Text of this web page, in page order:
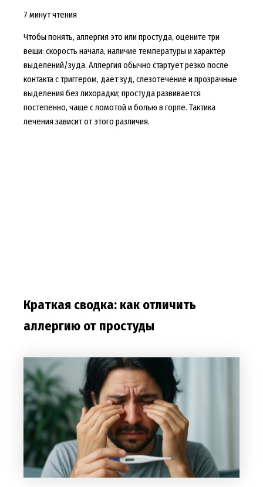
7 минут чтения
Чтобы понять, аллергия это или простуда, оцените три
вещи: скорость начала, наличие температуры и характер
выделений/зуда. Аллергия обычно стартует резко после
контакта с триггером, даёт зуд, слезотечение и прозрачные
выделения без лихорадки; простуда развивается
постепенно, чаще с ломотой и болью в горле. Тактика
лечения зависит от этого различия.
Краткая сводка: как отличить
аллергию от простуды